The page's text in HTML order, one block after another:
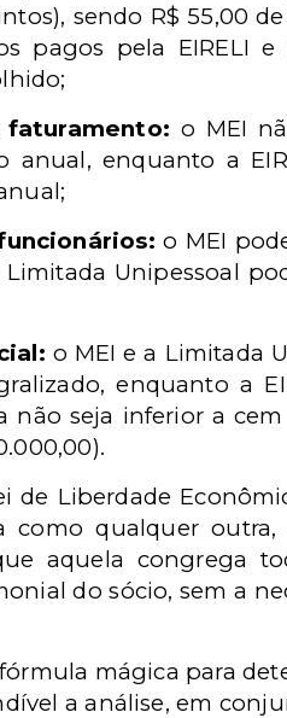
sendo R$ 55,00 de
pagos pela EIRELI
o MEI
anual, enquanto a
o MEI
Limitada Unipessoal
o MEI e a Limitada
enquanto a
não seja inferior a
de Liberdade
como qualquer
aquela congrega
do sócio, sem a
mágica para
a análise, em